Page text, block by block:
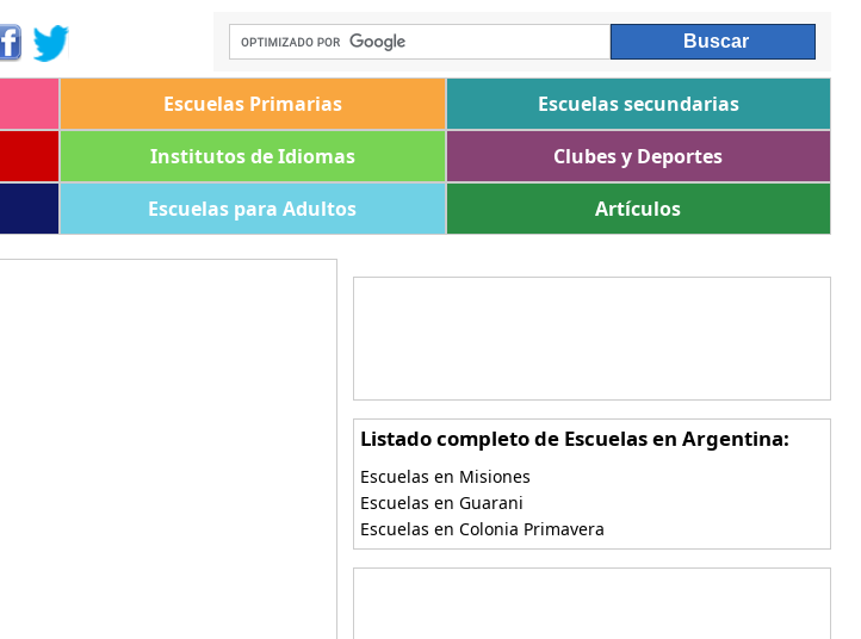
Escuelas Primarias
Escuelas secundarias
Institutos de Idiomas
Clubes y Deportes
Escuelas para Adultos Artículos
Listado completo de Escuelas en Argentina:
Escuelas en Misiones
Escuelas en Guarani
Escuelas en Colonia Primavera